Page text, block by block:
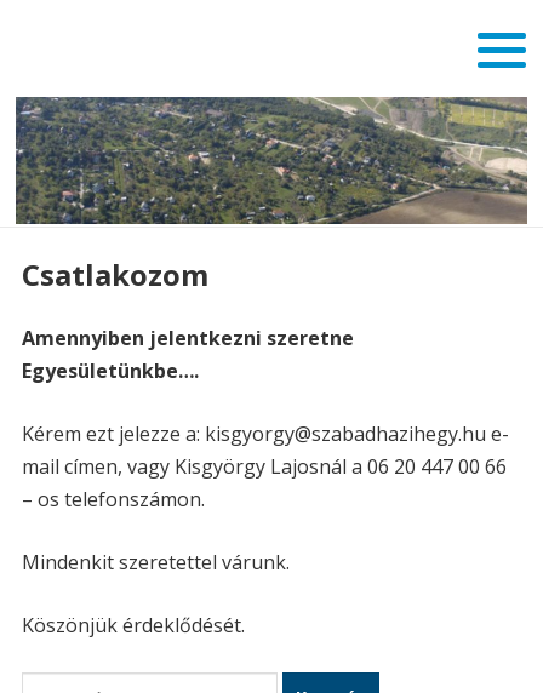
Csatlakozom
Amennyiben jelentkezni szeretne
Egyesületünkbe….
Kérem ezt jelezze a: kisgyorgy@szabadhazihegy.hu e-
mail címen, vagy Kisgyörgy Lajosnál a 06 20 447 00 66
– os telefonszámon.
Mindenkit szeretettel várunk.
Köszönjük érdeklődését.